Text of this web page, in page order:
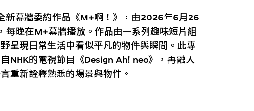
新幕牆委約作品《M+啊！》，由2026年6月26
每晚在M+幕牆播放。作品由一系列趣味短片組
呈現日常生活中看似平凡的物件與瞬間。此專
NHK的電視節目《Design Ah! neo》，再融入
重新詮釋熟悉的場景與物件。